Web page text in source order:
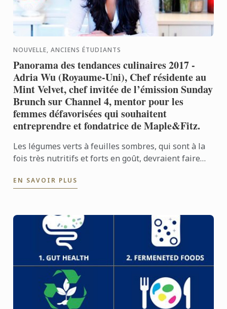
NOUVELLE, ANCIENS ÉTUDIANTS
Panorama des tendances culinaires 2017 -
Adria Wu (Royaume-Uni), Chef résidente au
Mint Velvet, chef invitée de l’émission Sunday
Brunch sur Channel 4, mentor pour les
femmes défavorisées qui souhaitent
entreprendre et fondatrice de Maple&Fitz.
Les légumes verts à feuilles sombres, qui sont à la
fois très nutritifs et forts en goût, devraient faire
EN SAVOIR PLUS